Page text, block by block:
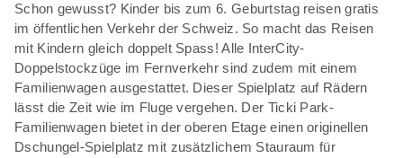
Schon gewusst? Kinder bis zum 6. Geburtstag reisen gratis
im öffentlichen Verkehr der Schweiz. So macht das Reisen
mit Kindern gleich doppelt Spass! Alle InterCity-
Doppelstockzüge im Fernverkehr sind zudem mit einem
Familienwagen ausgestattet. Dieser Spielplatz auf Rädern
lässt die Zeit wie im Fluge vergehen. Der Ticki Park-
Familienwagen bietet in der oberen Etage einen originellen
Dschungel-Spielplatz mit zusätzlichem Stauraum für